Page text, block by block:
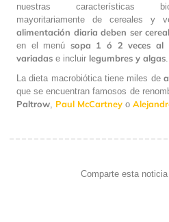
nuestras características
mayoritariamente de cereales y
alimentación diaria deben ser
en el menú sopa 1 ó 2 veces al
variadas e incluir legumbres y algas
La dieta macrobiótica tiene miles de
que se encuentran famosos de
Paltrow Paul McCartney o
Comparte esta noticia